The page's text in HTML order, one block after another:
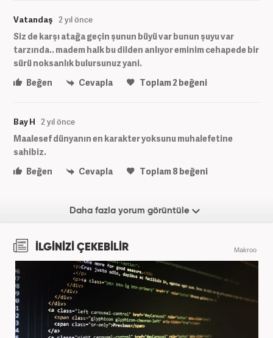
Vatandaş 2 yıl önce
Siz de karşı atağa geçin şunun büyü var bunun şuyu var
tarzında.. madem halk bu dilden anlıyor eminim cehapede bir
sürü noksanlık bulursunuz yani.
Beğen
Cevapla Toplam2 beğeni
Bay H 2 yıl önce
Maalesef dünyanın en karakter yoksunu muhalefetine
sahibiz.
Beğen
Cevapla Toplam8beğeni
Daha fazla yorum görüntüle
İLGİNİZİ ÇEKEBİLİR Makroo